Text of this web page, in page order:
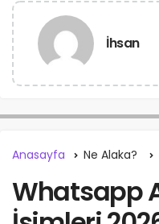
İhsan
Anasayfa Ne Alaka?
Whatsapp